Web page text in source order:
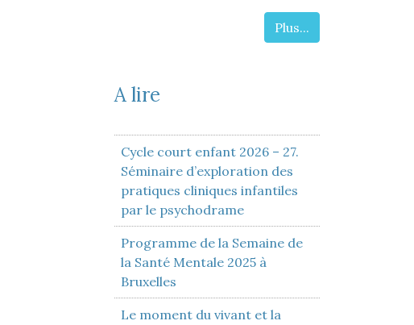
Plus...
A lire
Cycle court enfant 2026 – 27.
Séminaire d’exploration des
pratiques cliniques infantiles
par le psychodrame
Programme de la Semaine de
la Santé Mentale 2025 à
Bruxelles
Le moment du vivant et la